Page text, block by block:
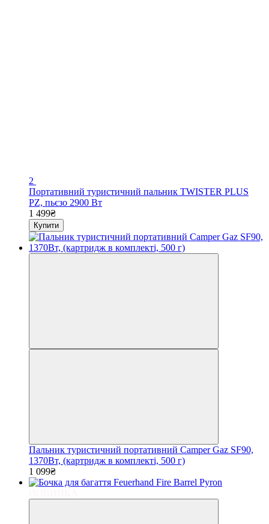
2
Портативний туристичний пальник TWISTER PLUS
PZ, пьєзо 2900 Вт
1 499₴
Купити
Пальник туристичний портативний Camper Gaz SF90,
1370Вт, (картридж в комплекті, 500 г)
1 099₴